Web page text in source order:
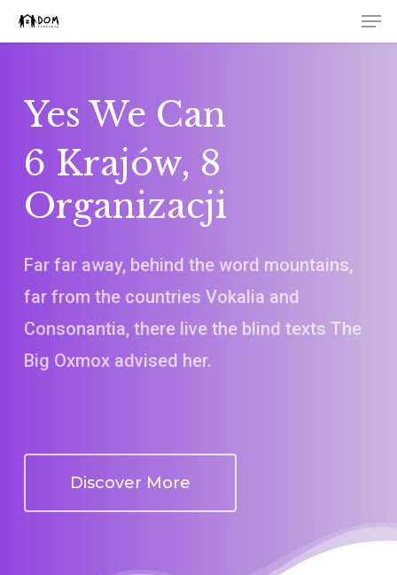
Skip
to
contentYes We Can
6 Krajów, 8
Organizacji
Far far away, behind the word mountains,
far from the countries Vokalia and
Consonantia, there live the blind texts The
Big Oxmox advised her.
Discover More